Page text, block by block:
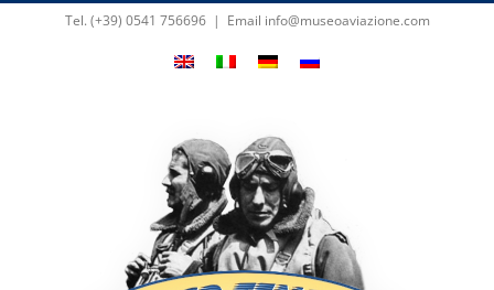
Tel. (+39) 0541 756696 | Email info@museoaviazione.com